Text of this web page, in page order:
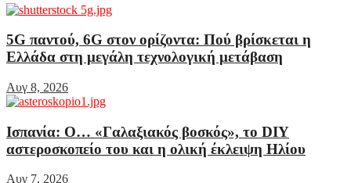
5G παντού, 6G στον ορίζοντα: Πού βρίσκεται η
Ελλάδα στη μεγάλη τεχνολογική μετάβαση
Αυγ 8, 2026
Ισπανία: Ο… «Γαλαξιακός βοσκός», το DIY
αστεροσκοπείο του και η ολική έκλειψη Ηλίου
Αυγ 7, 2026